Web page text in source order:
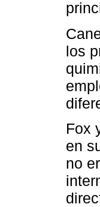
los
Fox
en
no